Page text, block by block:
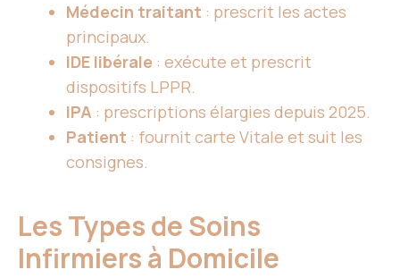
Médecin traitant : prescrit les actes
principaux.
IDE libérale : exécute et prescrit
dispositifs LPPR.
IPA : prescriptions élargies depuis 2025.
Patient : fournit carte Vitale et suit les
consignes.
Les Types de Soins
Infirmiers à Domicile